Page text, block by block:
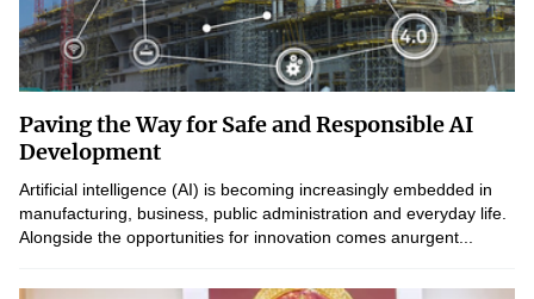
Paving the Way for Safe and Responsible AI
Development
Artificial intelligence (AI) is becoming increasingly embedded in
manufacturing, business, public administration and everyday life.
Alongside the opportunities for innovation comes anurgent...